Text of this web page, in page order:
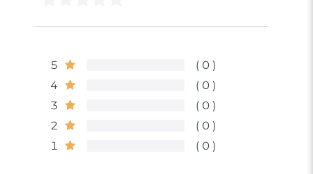
5
0
4
0
3
0
2
0
1
0